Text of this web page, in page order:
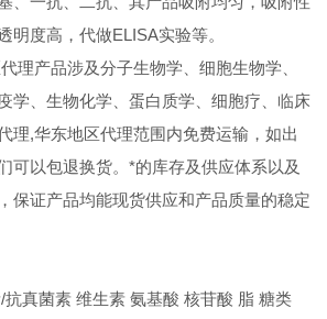
明度高，代做ELISA实验等。
理产品涉及分子生物学、细胞生物学、
学、生物化学、蛋白质学、细胞疗、临床
理,华东地区代理范围内免费运输，如出
可以包退换货。*的库存及供应体系以及
保证产品均能现货供应和产品质量的稳定
/抗真菌素 维生素 氨基酸 核苷酸 脂 糖类